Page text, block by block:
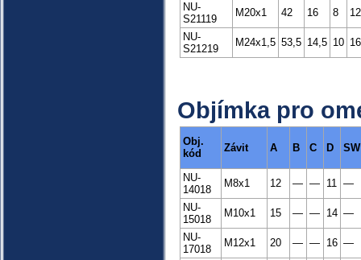
NU-
S21119
M20x1 42 16 8
12
NU-
S21219
M24x1,5 53,5 14,5 10 16
Objímka pro
Obj.
kód
Závit A B C D SW
NU-
14018
M8x1 12 — — 11 —
NU-
15018
M10x1 15 — — 14 —
NU-
17018
M12x1 20 — — 16 —